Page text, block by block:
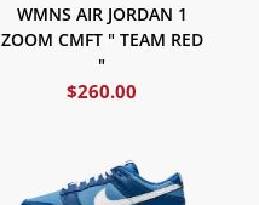
WMNS AIR JORDAN 1
ZOOM CMFT " TEAM RED
"
$260.00